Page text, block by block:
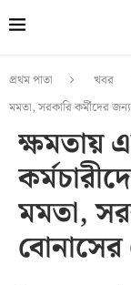
প্রথম পাতা খবর
মমতা, সরকারি কর্মীদের
ক্ষমতায়
মমতা,